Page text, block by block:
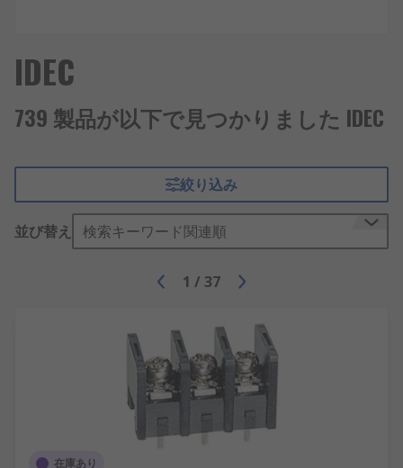
IDEC
739 製品が以下で見つかりました IDEC
絞り込み
並び替え 検索キーワード関連順
1 / 37
在庫あり